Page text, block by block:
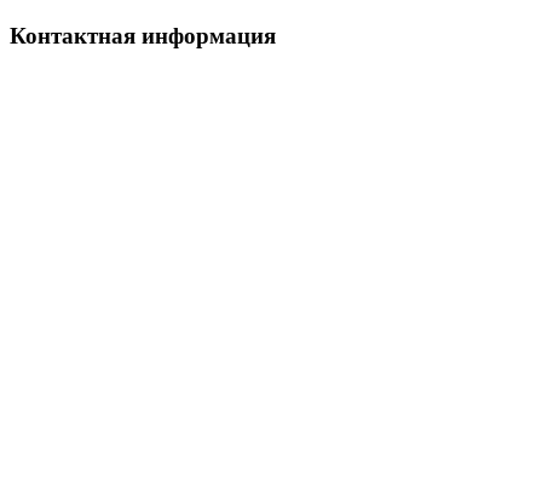
Контактная информация